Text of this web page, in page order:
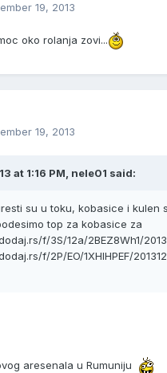
19, 2013
oko rolanja zovi...
19, 2013
at 1:16 PM, nele01 said:
su u toku, kobasice i kulen
top za kobasice za
f/3S/12a/2BEZ8Wh1/
f/2P/EO/1XHIHPEF/
aresenala u Rumuniju